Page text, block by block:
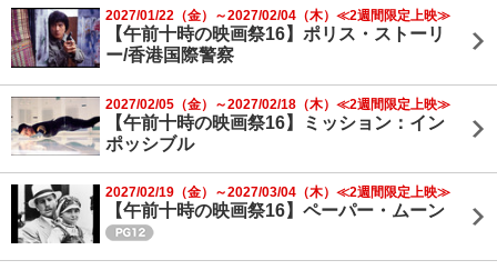
2027/01/22（金）～2027/02/04（木）≪2週間限定上映≫
【午前十時の映画祭16】ポリス・ストーリ
ー/香港国際警察
2027/02/05（金）～2027/02/18（木）≪2週間限定上映≫
【午前十時の映画祭16】ミッション：イン
ポッシブル
2027/02/19（金）～2027/03/04（木）≪2週間限定上映≫
【午前十時の映画祭16】ペーパー・ムーン